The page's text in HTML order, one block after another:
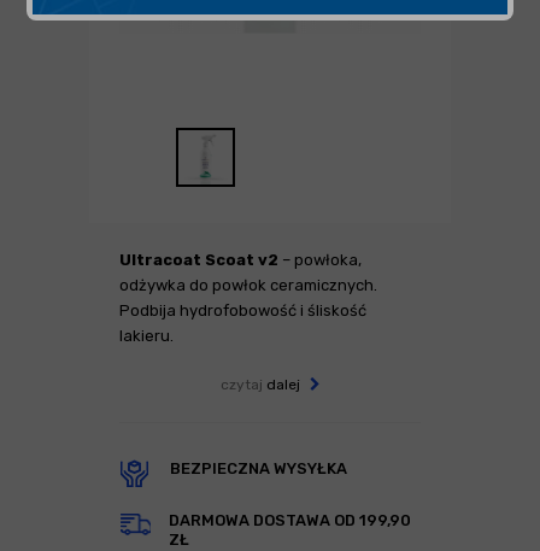
Ultracoat Scoat v2 – powłoka,
odżywka do powłok ceramicznych.
Podbija hydrofobowość i śliskość
lakieru.
czytaj dalej
BEZPIECZNA WYSYŁKA
DARMOWA DOSTAWA OD 199,90
ZŁ